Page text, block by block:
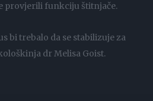
provjerili funkciju štitnjače.
bi trebalo da se stabilizuje za
dr Melisa Goist.